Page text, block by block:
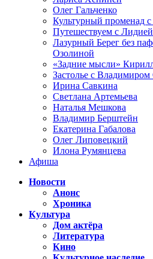
Олег Гальченко
Культурный променад
Путешествуем с
Лазурный Берег без
Озолиной
«Задние мысли»
Застолье с
Ирина Савкина
Светлана Артемьева
Наталья Мешкова
Владимир Берштейн
Екатерина Габалова
Олег Липовецкий
Илона Румянцева
Афиша
Новости
Анонс
Хроника
Культура
Дом актёра
Литература
Кино